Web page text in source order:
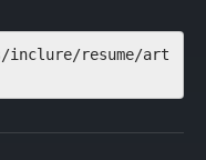
inclure/resume/art